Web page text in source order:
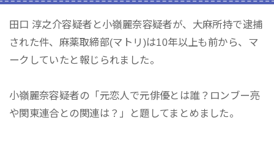
田口 淳之介容疑者と小嶺麗奈容疑者が、大麻所持で逮捕
された件、 麻薬取締部(マトリ)は10年以上も前から、マ
ークしていたと報じられました。
小嶺麗奈容疑者の「元恋人で元俳優とは誰？ロンブー亮
や関東連合との関連は？」と題してまとめました。